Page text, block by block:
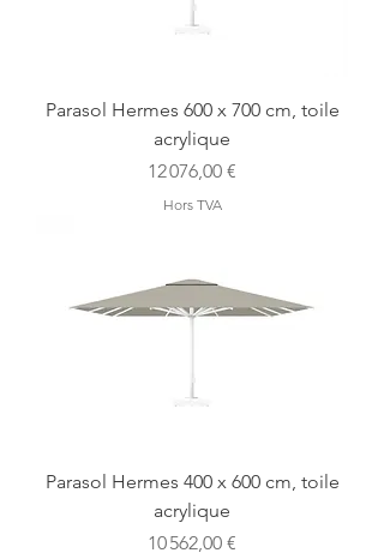
Parasol Hermes 600 x 700 cm, toile
acrylique
Prix
12 076,00 €
Hors TVA
Parasol Hermes 400 x 600 cm, toile
acrylique
Prix
10 562,00 €